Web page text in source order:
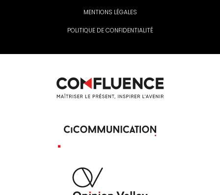
MENTIONS LÉGALES
POLITIQUE DE CONFIDENTIALITÉ